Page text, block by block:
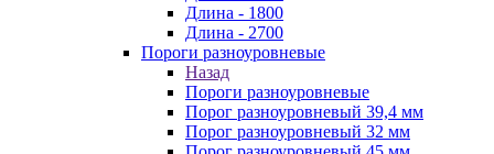
Длина - 1800
Длина - 2700
Пороги разноуровневые
Назад
Пороги разноуровневые
Порог разноуровневый 39,4 мм
Порог разноуровневый 32 мм